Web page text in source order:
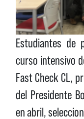
Estudiantes de
curso intensivo
Fast Check CL,
del Presidente
en abril,